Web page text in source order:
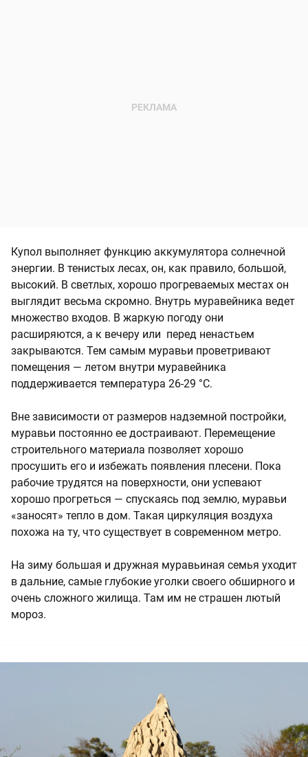
Купол выполняет функцию аккумулятора солнечной
энергии. В тенистых лесах, он, как правило, большой,
высокий. В светлых, хорошо прогреваемых местах он
выглядит весьма скромно. Внутрь муравейника ведет
множество входов. В жаркую погоду они
расширяются, а к вечеру или перед ненастьем
закрываются. Тем самым муравьи проветривают
помещения — летом внутри муравейника
поддерживается температура 26-29 °C.
Вне зависимости от размеров надземной постройки,
муравьи постоянно ее достраивают. Перемещение
строительного материала позволяет хорошо
просушить его и избежать появления плесени. Пока
рабочие трудятся на поверхности, они успевают
хорошо прогреться — спускаясь под землю, муравьи
«заносят» тепло в дом. Такая циркуляция воздуха
похожа на ту, что существует в современном метро.
На зиму большая и дружная муравьиная семья уходит
в дальние, самые глубокие уголки своего обширного и
очень сложного жилища. Там им не страшен лютый
мороз.